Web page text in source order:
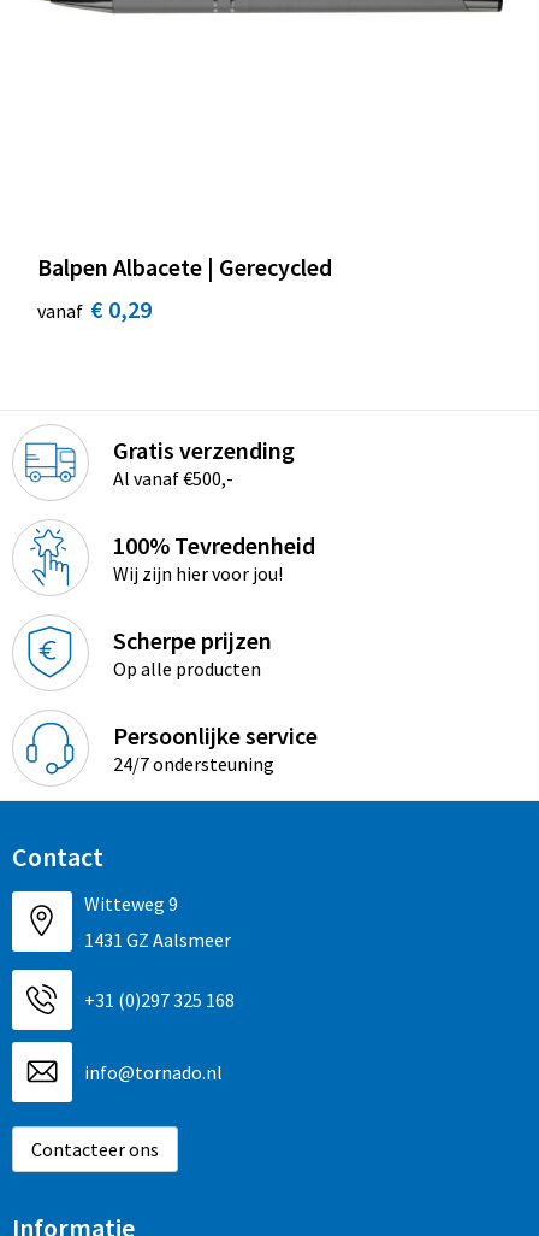
Balpen Albacete | Gerecycled
vanaf € 0,29
Gratis verzending
Al vanaf €500,-
100% Tevredenheid
Wij zijn hier voor jou!
Scherpe prijzen
Op alle producten
Persoonlijke service
24/7 ondersteuning
Contact
Witteweg 9
1431 GZ Aalsmeer
+31 (0)297 325 168
info@tornado.nl
Contacteer ons
Informatie